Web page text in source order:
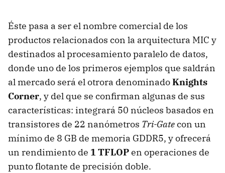
Éste pasa a ser el nombre comercial de los
productos relacionados con la arquitectura MIC y
destinados al procesamiento paralelo de datos,
donde uno de los primeros ejemplos que saldrán
al mercado será el otrora denominadoKnights
Corner, y del que se confirman algunas de sus
características: integrará 50 núcleos basados en
transistores de 22 nanómetros Tri-Gatecon un
mínimo de 8 GB de memoria GDDR5, y ofrecerá
un rendimiento de 1 TFLOPen operaciones de
punto flotante de precisión doble.